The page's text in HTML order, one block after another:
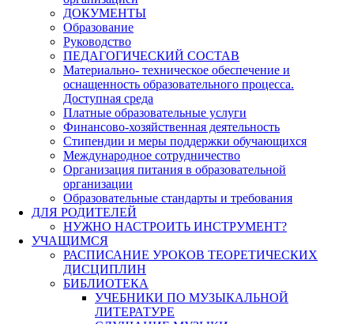
ДОКУМЕНТЫ
Образование
Руководство
ПЕДАГОГИЧЕСКИЙ СОСТАВ
Материально- техническое обеспечение и
оснащенность образовательного процесса.
Доступная среда
Платные образовательные услуги
Финансово-хозяйственная деятельность
Стипендии и меры поддержки обучающихся
Международное сотрудничество
Организация питания в образовательной
организации
Образовательные стандарты и требования
ДЛЯ РОДИТЕЛЕЙ
НУЖНО НАСТРОИТЬ ИНСТРУМЕНТ?
УЧАЩИМСЯ
РАСПИСАНИЕ УРОКОВ ТЕОРЕТИЧЕСКИХ
ДИСЦИПЛИН
БИБЛИОТЕКА
УЧЕБНИКИ ПО МУЗЫКАЛЬНОЙ
ЛИТЕРАТУРЕ